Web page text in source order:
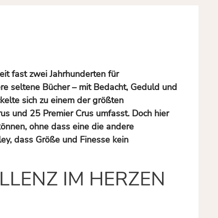
fast zwei Jahrhunderten für
seltene Bücher – mit Bedacht, Geduld und
sich zu einem der größten
und 25 Premier Crus umfasst. Doch hier
ohne dass eine die andere
dass Größe und Finesse kein
IM HERZEN